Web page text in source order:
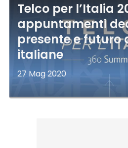
Telco per l’Italia
appuntamenti
presente e futuro
italiane
27 Mag 2020